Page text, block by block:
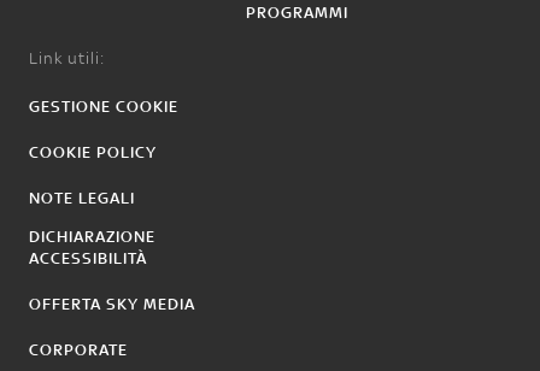
PROGRAMMI
Link utili:
GESTIONE COOKIE
COOKIE POLICY
NOTE LEGALI
DICHIARAZIONE
ACCESSIBILITÀ
OFFERTA SKY MEDIA
CORPORATE